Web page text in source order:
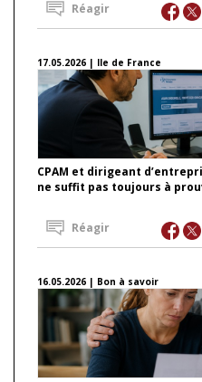
Réagir
17.05.2026 | Ile de France
CPAM et dirigeant
ne suffit pas toujours à
Réagir
16.05.2026 | Bon à savoir